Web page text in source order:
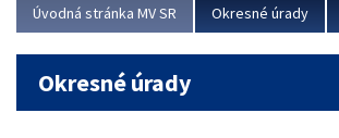
Viac
Úvodná stránka MV SR Okresné úrady
Okresné úrady